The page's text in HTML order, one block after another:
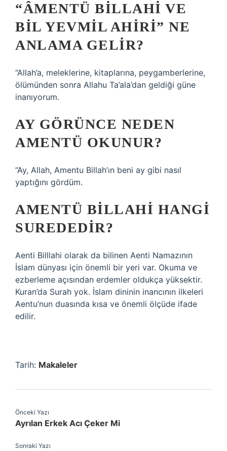
“ÂMENTÜ BILLAHI VE
BIL YEVMIL AHIRI” NE
ANLAMA GELIR?
“Allah’a, meleklerine, kitaplarına, peygamberlerine,
ölümünden sonra Allahu Ta’ala’dan geldiği güne
inanıyorum.
AY GÖRÜNCE NEDEN
AMENTÜ OKUNUR?
“Ay, Allah, Amentu Billah’ın beni ay gibi nasıl
yaptığını gördüm.
AMENTÜ BILLAHI HANGI
SUREDEDIR?
Aenti Billlahi olarak da bilinen Aenti Namazının
İslam dünyası için önemli bir yeri var. Okuma ve
ezberleme açısından erdemler oldukça yüksektir.
Kuran’da Surah yok. İslam dininin inancının ilkeleri
Aentu’nun duasında kısa ve önemli ölçüde ifade
edilir.
Tarih: Makaleler
Önceki Yazı
Ayrılan Erkek Acı Çeker Mi
Sonraki Yazı